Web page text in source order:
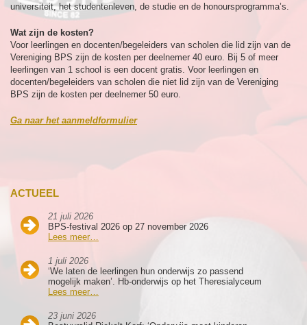
ACTUEEL
21 juli 2026
BPS-festival 2026 op 27 november 2026
Lees meer…
1 juli 2026
‘We laten de leerlingen hun onderwijs zo passend
mogelijk maken’. Hb-onderwijs op het Theresialyceum
Lees meer…
23 juni 2026
universiteit, het studentenleven, de studie en de honoursprogramma’s.
Wat zijn de kosten?
Voor leerlingen en docenten/begeleiders van scholen die lid zijn van de
Vereniging BPS zijn de kosten per deelnemer 40 euro. Bij 5 of meer
leerlingen van 1 school is een docent gratis. Voor leerlingen en
docenten/begeleiders van scholen die niet lid zijn van de Vereniging
BPS zijn de kosten per deelnemer 50 euro.
Ga naar het aanmeldformulier